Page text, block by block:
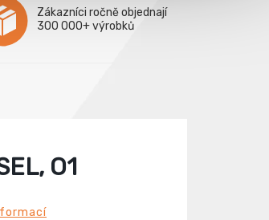
Zákazníci ročně objednají
300 000+ výrobků
O1